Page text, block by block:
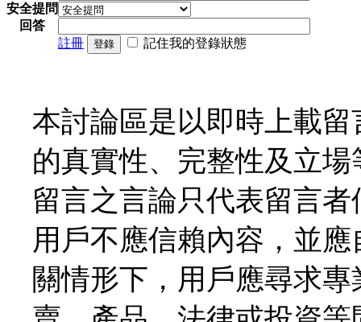
安全提問
回答
註冊
登錄 記住我的登錄狀態
本討論區是以即時上載
的真實性、完整性及立
留言之言論只代表留言
用戶不應信賴內容，並
關情形下，用戶應尋求